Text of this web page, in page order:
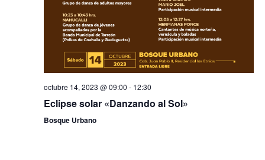
octubre 14, 2023 @ 09:00 - 12:30
Eclipse solar «Danzando al Sol»
Bosque Urbano